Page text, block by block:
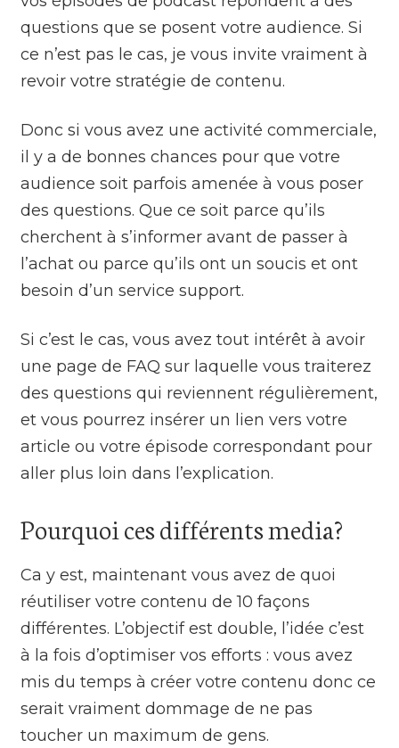
questions que se posent votre audience. Si
ce n’est pas le cas, je vous invite vraiment à
revoir votre stratégie de contenu.
Donc si vous avez une activité commerciale,
il y a de bonnes chances pour que votre
audience soit parfois amenée à vous poser
des questions. Que ce soit parce qu’ils
cherchent à s’informer avant de passer à
l’achat ou parce qu’ils ont un soucis et ont
besoin d’un service support.
Si c’est le cas, vous avez tout intérêt à avoir
une page de FAQ sur laquelle vous traiterez
des questions qui reviennent régulièrement,
et vous pourrez insérer un lien vers votre
article ou votre épisode correspondant pour
aller plus loin dans l’explication.
Pourquoi ces différents media?
Ca y est, maintenant vous avez de quoi
réutiliser votre contenu de 10 façons
différentes. L’objectif est double, l’idée c’est
à la fois d’optimiser vos efforts : vous avez
mis du temps à créer votre contenu donc ce
serait vraiment dommage de ne pas
toucher un maximum de gens.